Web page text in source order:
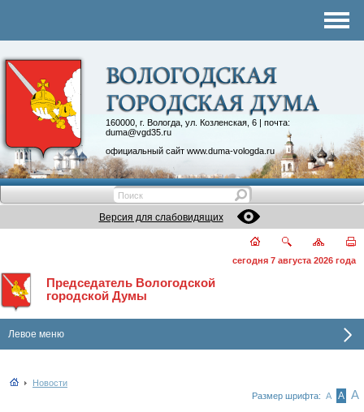
160000, г. Вологда, ул. Козленская, 6 | почта:
duma@vgd35.ru
официальный сайт www.duma-vologda.ru
Контакты
Депутатские объединения
Версия для слабовидящих
сегодня 7 августа 2026 года
Председатель Вологодской
городской Думы
Левое меню
Новости
Размер шрифта: А А А